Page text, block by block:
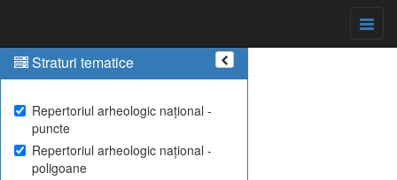
Straturi tematice
Repertoriul arheologic național -
puncte
Repertoriul arheologic național -
poligoane